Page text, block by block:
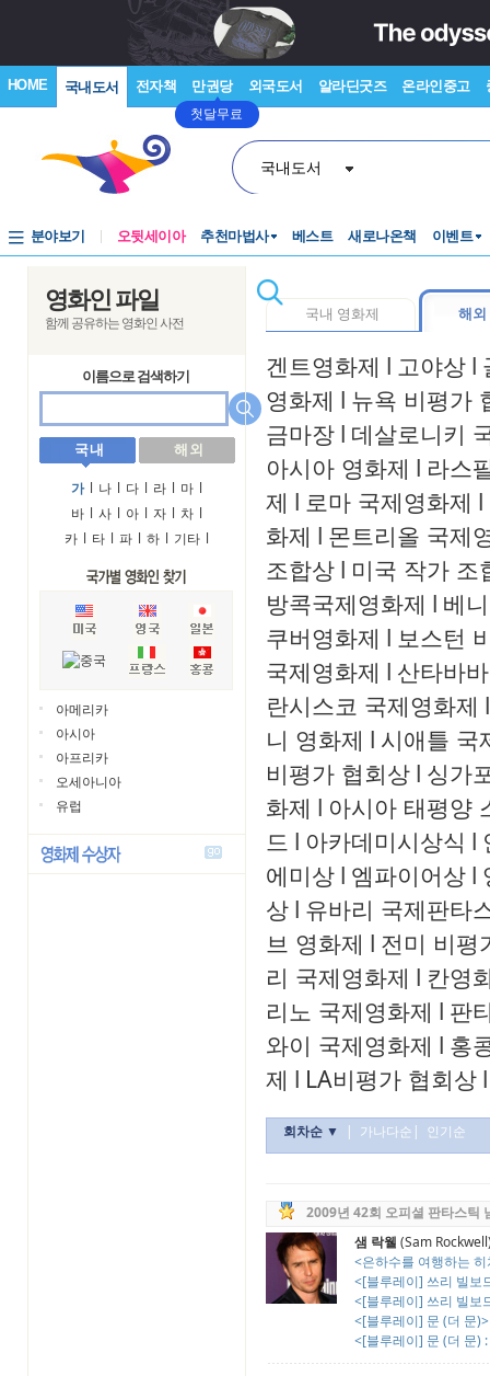
HOME 국내도서 전자책 만권당
첫달무료
외국도서 알라딘굿즈 온라인중고
국내도서
분야보기 오뒷세이아 추천마법사 베스트 새로나온책 이벤트
영화인 파일
함께 공유하는 영화인 사전
이름으로 검색하기
국 내 해 외
가 l 나 l 다 l 라 l 마 l
바 l 사 l 아 l 자 l 차 l
카 l 타 l 파 l 하 l 기타 l
아메리카
아시아
아프리카
오세아니아
유럽
국내 영화제 해
겐트영화제 l 고야상 l
영화제 l 뉴욕 비평가
금마장 l 데살로니키
아시아 영화제 l 라스
제 l 로마 국제영화제 l
화제 l 몬트리올 국제
조합상 l 미국 작가 조
방콕국제영화제 l 베
쿠버영화제 l 보스턴
국제영화제 l 산타바
란시스코 국제영화제 l
니 영화제 l 시애틀 국
비평가 협회상 l 싱가
화제 l 아시아 태평양
드 l 아카데미시상식 l
에미상 l 엠파이어상 l
상 l 유바리 국제판타
브 영화제 l 전미 비평
리 국제영화제 l 칸영
리노 국제영화제 l 판
와이 국제영화제 l 홍
제 l LA비평가 협회상 l
회차순 ▼ | 가나다순 | 인기순
2009년 42회 오피셜 판타스틱
샘 락웰 (Sam
<은하수를 여행하는
<[블루레이] 쓰리 빌보
<[블루레이] 쓰리 빌보
<[블루레이] 문 (더 문)>
<[블루레이] 문 (더 문)